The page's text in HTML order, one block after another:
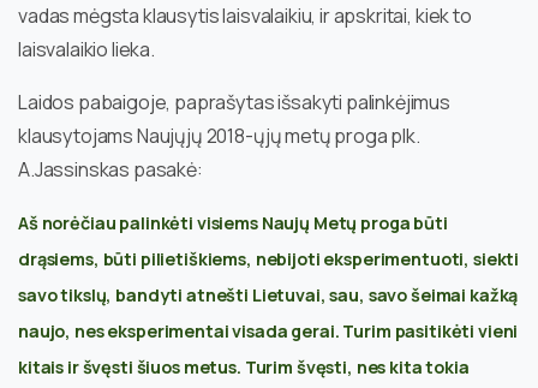
vadas mėgsta klausytis laisvalaikiu, ir apskritai, kiek to
laisvalaikio lieka.
Laidos pabaigoje, paprašytas išsakyti palinkėjimus
klausytojams Naujųjų 2018-ųjų metų proga plk.
A.Jassinskas pasakė:
Aš norėčiau palinkėti visiems Naujų Metų proga būti
drąsiems, būti pilietiškiems, nebijoti eksperimentuoti, siekti
savo tikslų, bandyti atnešti Lietuvai, sau, savo šeimai kažką
naujo, nes eksperimentai visada gerai. Turim pasitikėti vieni
kitais ir švęsti šiuos metus. Turim švęsti, nes kita tokia